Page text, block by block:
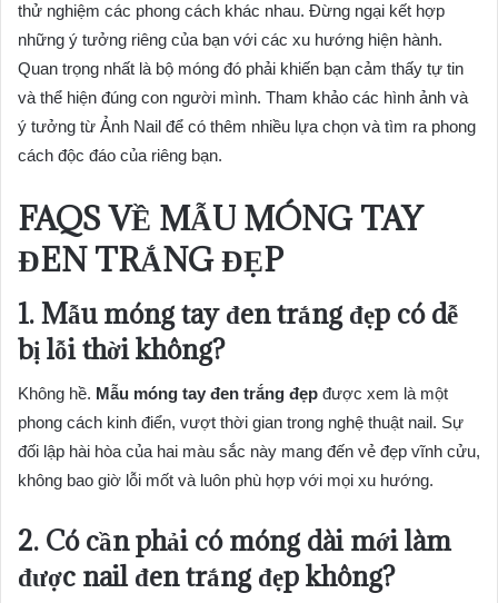
thử nghiệm các phong cách khác nhau. Đừng ngại kết hợp
những ý tưởng riêng của bạn với các xu hướng hiện hành.
Quan trọng nhất là bộ móng đó phải khiến bạn cảm thấy tự tin
và thể hiện đúng con người mình. Tham khảo các hình ảnh và
ý tưởng từ Ảnh Nail để có thêm nhiều lựa chọn và tìm ra phong
cách độc đáo của riêng bạn.
FAQS VỀ MẪU MÓNG TAY
ĐEN TRẮNG ĐẸP
1. Mẫu móng tay đen trắng đẹp có dễ
bị lỗi thời không?
Không hề. Mẫu móng tay đen trắng đẹp được xem là một
phong cách kinh điển, vượt thời gian trong nghệ thuật nail. Sự
đối lập hài hòa của hai màu sắc này mang đến vẻ đẹp vĩnh cửu,
không bao giờ lỗi mốt và luôn phù hợp với mọi xu hướng.
2. Có cần phải có móng dài mới làm
được nail đen trắng đẹp không?